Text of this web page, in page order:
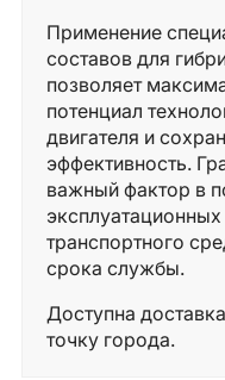
Применение
составов для
позволяет
потенциал
двигателя и
эффективность.
важный фактор в
транспортного
срока службы.
Доступна
точку города.